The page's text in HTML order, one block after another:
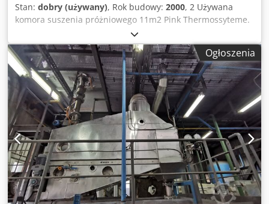
Stan: dobry (używany), Rok budowy: 2000, 2 Używana
komora suszenia próżniowego 11m2 Pink Thermossyteme.
Model 650-650-120-5 Hastelloy C22 o powierzchni styku 5x
650mm x 650mm szuflady zakwalifikowane do 3 bar.
120mm przestrzeni górnej, 700mm szerokości końca
775mm głębokości x 700mm wysokości. Wymiary
wewnętrzne komory zakwalifikowane do -1/+1 bar w 95C,
WO#60070, fab# 20004677, z 2000 roku. Chjdoiqx N Hjpfx
Aqioa
Ogłoszenia